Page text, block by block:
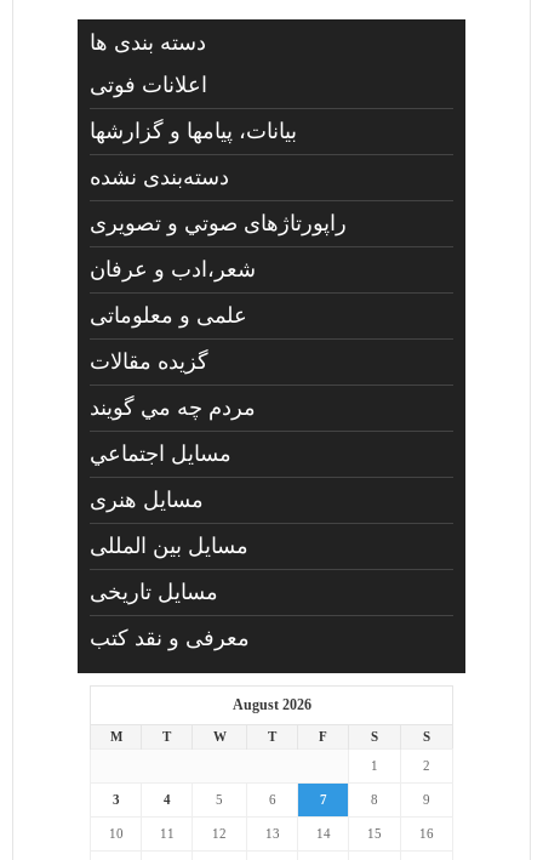
دسته بندی ها
اعلانات فوتی
بیانات، پیامها و گزارشها
دسته‌بندی نشده
راپورتاژهای صوتي و تصويری
شعر،ادب و عرفان
علمی و معلوماتی
گزیده مقالات
مردم چه مي گويند
مسايل اجتماعي
مسايل هنری
مسایل بین المللی
مسایل تاریخی
معرفی و نقد کتب
August 2026
M T W T F S
S
1
2
3 4 5 6 7 8 9
10 11 12 13 14 15 16